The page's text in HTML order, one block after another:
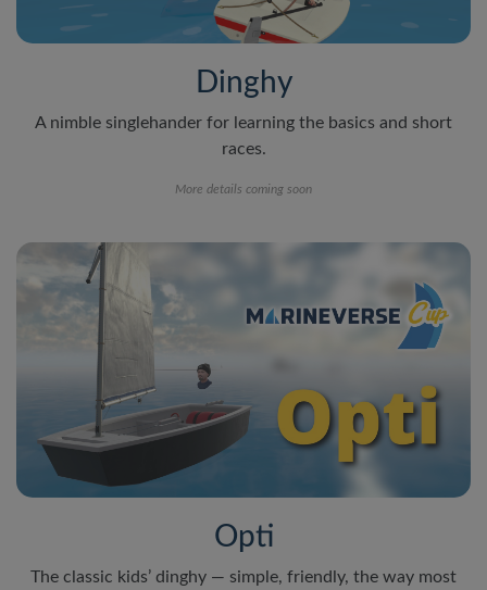
Dinghy
A nimble singlehander for learning the basics and short
races.
More details coming soon
Opti
The classic kids’ dinghy — simple, friendly, the way most